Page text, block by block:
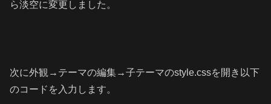
ら淡空に変更しました。
次に外観→テーマの編集→子テーマのstyle.cssを開き以下
のコードを入力します。